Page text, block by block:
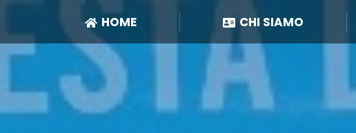
HOME CHI SIAMO
HOME CHI SIAMO